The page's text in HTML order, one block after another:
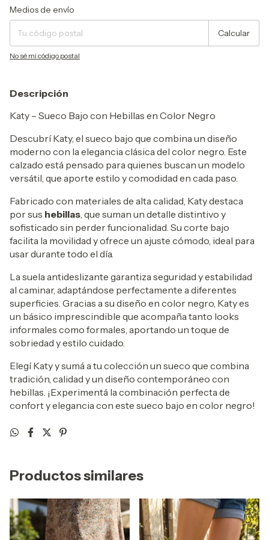
Entregas para el CP:
Medios de envío
Calcular
No sé mi código postal
Descripción
Katy – Sueco Bajo con Hebillas en Color Negro
Descubrí Katy, el sueco bajo que combina un diseño
moderno con la elegancia clásica del color negro. Este
calzado está pensado para quienes buscan un modelo
versátil, que aporte estilo y comodidad en cada paso.
Fabricado con materiales de alta calidad, Katy destaca
por sus hebillas, que suman un detalle distintivo y
sofisticado sin perder funcionalidad. Su corte bajo
facilita la movilidad y ofrece un ajuste cómodo, ideal para
usar durante todo el día.
La suela antideslizante garantiza seguridad y estabilidad
al caminar, adaptándose perfectamente a diferentes
superficies. Gracias a su diseño en color negro, Katy es
un básico imprescindible que acompaña tanto looks
informales como formales, aportando un toque de
sobriedad y estilo cuidado.
Elegí Katy y sumá a tu colección un sueco que combina
tradición, calidad y un diseño contemporáneo con
hebillas. ¡Experimentá la combinación perfecta de
confort y elegancia con este sueco bajo en color negro!
Productos similares